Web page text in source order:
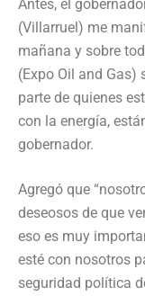
Antes, el
(Villarruel) me
mañana y sobre
(Expo Oil and Gas)
parte de quienes
con la energía,
gobernador.
Agregó que
deseosos de que
eso es muy
esté con nosotros
seguridad política